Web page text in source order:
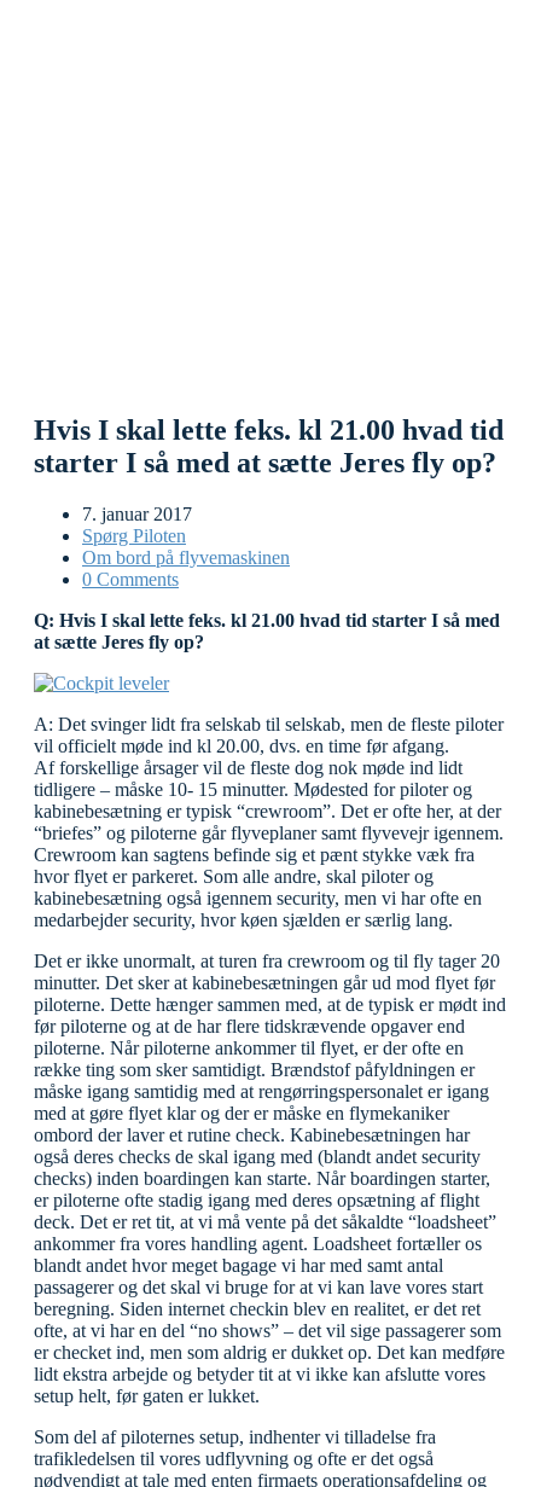
Hvis I skal lette feks. kl 21.00 hvad tid
starter I så med at sætte Jeres fly op?
7. januar 2017
Spørg Piloten
Om bord på flyvemaskinen
0 Comments
Q: Hvis I skal lette feks. kl 21.00 hvad tid starter I så med
at sætte Jeres fly op?
A: Det svinger lidt fra selskab til selskab, men de fleste piloter
vil officielt møde ind kl 20.00, dvs. en time før afgang.
Af forskellige årsager vil de fleste dog nok møde ind lidt
tidligere – måske 10- 15 minutter. Mødested for piloter og
kabinebesætning er typisk “crewroom”. Det er ofte her, at der
“briefes” og piloterne går flyveplaner samt flyvevejr igennem.
Crewroom kan sagtens befinde sig et pænt stykke væk fra
hvor flyet er parkeret. Som alle andre, skal piloter og
kabinebesætning også igennem security, men vi har ofte en
medarbejder security, hvor køen sjælden er særlig lang.
Det er ikke unormalt, at turen fra crewroom og til fly tager 20
minutter. Det sker at kabinebesætningen går ud mod flyet før
piloterne. Dette hænger sammen med, at de typisk er mødt ind
før piloterne og at de har flere tidskrævende opgaver end
piloterne. Når piloterne ankommer til flyet, er der ofte en
række ting som sker samtidigt. Brændstof påfyldningen er
måske igang samtidig med at rengørringspersonalet er igang
med at gøre flyet klar og der er måske en flymekaniker
ombord der laver et rutine check. Kabinebesætningen har
også deres checks de skal igang med (blandt andet security
checks) inden boardingen kan starte. Når boardingen starter,
er piloterne ofte stadig igang med deres opsætning af flight
deck. Det er ret tit, at vi må vente på det såkaldte “loadsheet”
ankommer fra vores handling agent. Loadsheet fortæller os
blandt andet hvor meget bagage vi har med samt antal
passagerer og det skal vi bruge for at vi kan lave vores start
beregning. Siden internet checkin blev en realitet, er det ret
ofte, at vi har en del “no shows” – det vil sige passagerer som
er checket ind, men som aldrig er dukket op. Det kan medføre
lidt ekstra arbejde og betyder tit at vi ikke kan afslutte vores
setup helt, før gaten er lukket.
Som del af piloternes setup, indhenter vi tilladelse fra
trafikledelsen til vores udflyvning og ofte er det også
nødvendigt at tale med enten firmaets operationsafdeling og